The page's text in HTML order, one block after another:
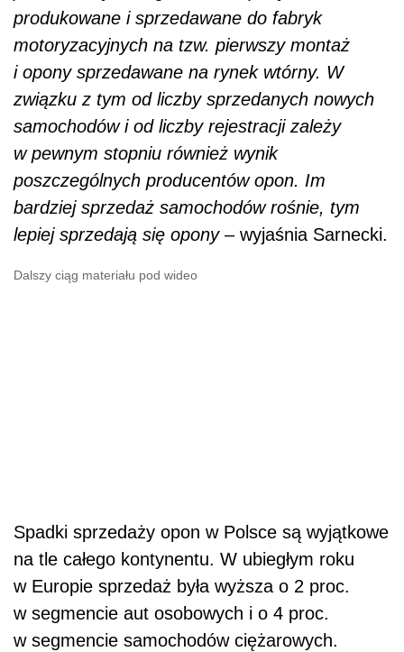
produkowane i sprzedawane do fabryk
motoryzacyjnych na tzw. pierwszy montaż
i opony sprzedawane na rynek wtórny. W
związku z tym od liczby sprzedanych nowych
samochodów i od liczby rejestracji zależy
w pewnym stopniu również wynik
poszczególnych producentów opon. Im
bardziej sprzedaż samochodów rośnie, tym
lepiej sprzedają się opony –wyjaśnia Sarnecki.
Dalszy ciąg materiału pod wideo
Spadki sprzedaży opon w Polsce są wyjątkowe
na tle całego kontynentu. W ubiegłym roku
w Europie sprzedaż była wyższa o 2 proc.
w segmencie aut osobowych i o 4 proc.
w segmencie samochodów ciężarowych.